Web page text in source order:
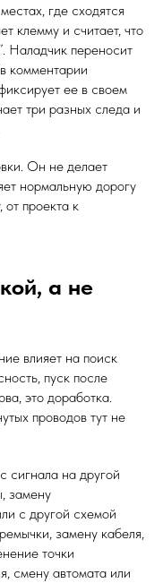
где сходятся
клемму и считает, что
Наладчик переносит
комментарии
ее в своем
три разных следа и
Он не делает
нормальную дорогу
проекта к
а не
влияет на поиск
пуск после
это доработка.
проводов тут не
сигнала на другой
замену
с другой схемой
замену кабеля,
точки
смену автомата или